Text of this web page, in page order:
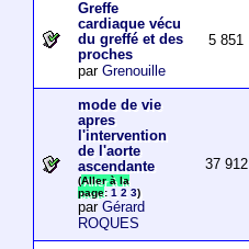
Greffe
cardiaque vécu
du greffé et des
proches
par Grenouille
5 851
mode de vie
apres
l'intervention
de l'aorte
ascendante
(Aller à la
page: 1 2 3)
par Gérard
ROQUES
37 912